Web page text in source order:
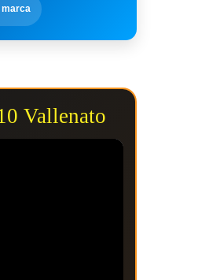
marca
Vallenato